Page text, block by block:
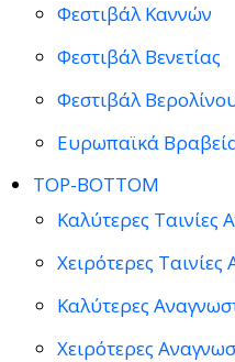
Φεστιβάλ Καννών
Φεστιβάλ Βενετίας
Φεστιβάλ
Ευρωπαϊκά
TOP-BOTTOM
Καλύτερες Ταινίες
Χειρότερες
Καλύτερες
Χειρότερες